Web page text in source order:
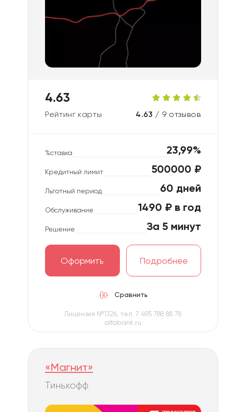
4.63
Рейтинг карты 4.63 / 9 отзывов
%ставка 23,99%
Кредитный лимит 500000 ₽
Льготный период 60 дней
Обслуживание 1490 ₽ в год
Решение За 5 минут
Оформить Подробнее
Сравнить
Лицензия №1326, тел. 7 495 788 88 78
alfabank.ru
«Магнит»
Тинькофф